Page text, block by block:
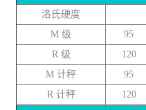
洛氏硬度
M 级
95
R 级
120
M 计秤
95
R 计秤
120